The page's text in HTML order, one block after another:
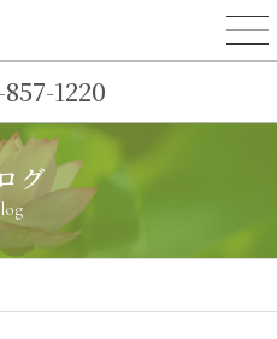
1220
グ